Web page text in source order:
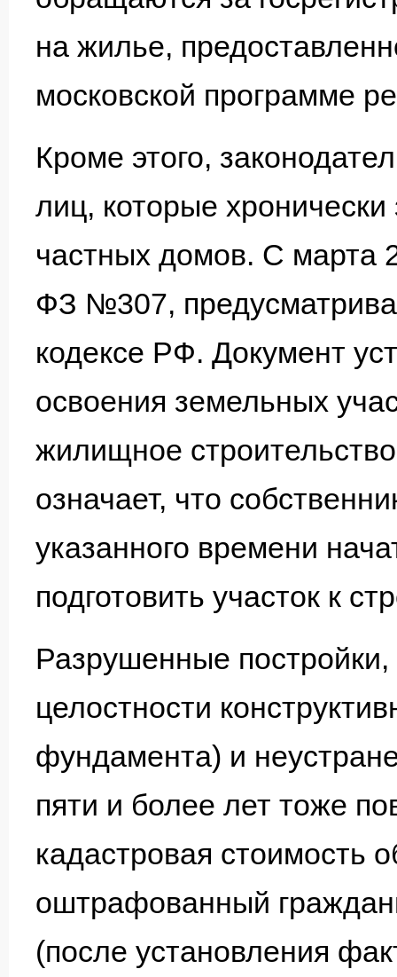
на жилье,
московской программе
Кроме этого,
лиц, которые хронически
частных домов. С марта
ФЗ №307,
кодексе РФ. Документ
освоения земельных
жилищное
означает, что
указанного времени
подготовить участок к
Разрушенные
целостности
фундамента) и
пяти и более лет тоже
кадастровая стоимость
оштрафованный
(после установления